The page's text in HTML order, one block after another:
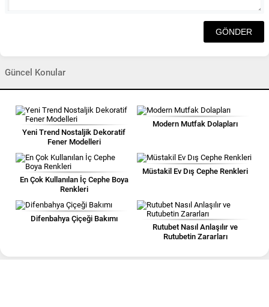
Güncel Konular
Yeni Trend Nostaljik Dekoratif
Fener Modelleri
Modern Mutfak Dolapları
En Çok Kullanılan İç Cephe Boya
Renkleri
Müstakil Ev Dış Cephe Renkleri
Difenbahya Çiçeği Bakımı
Rutubet Nasıl Anlaşılır ve
Rutubetin Zararları